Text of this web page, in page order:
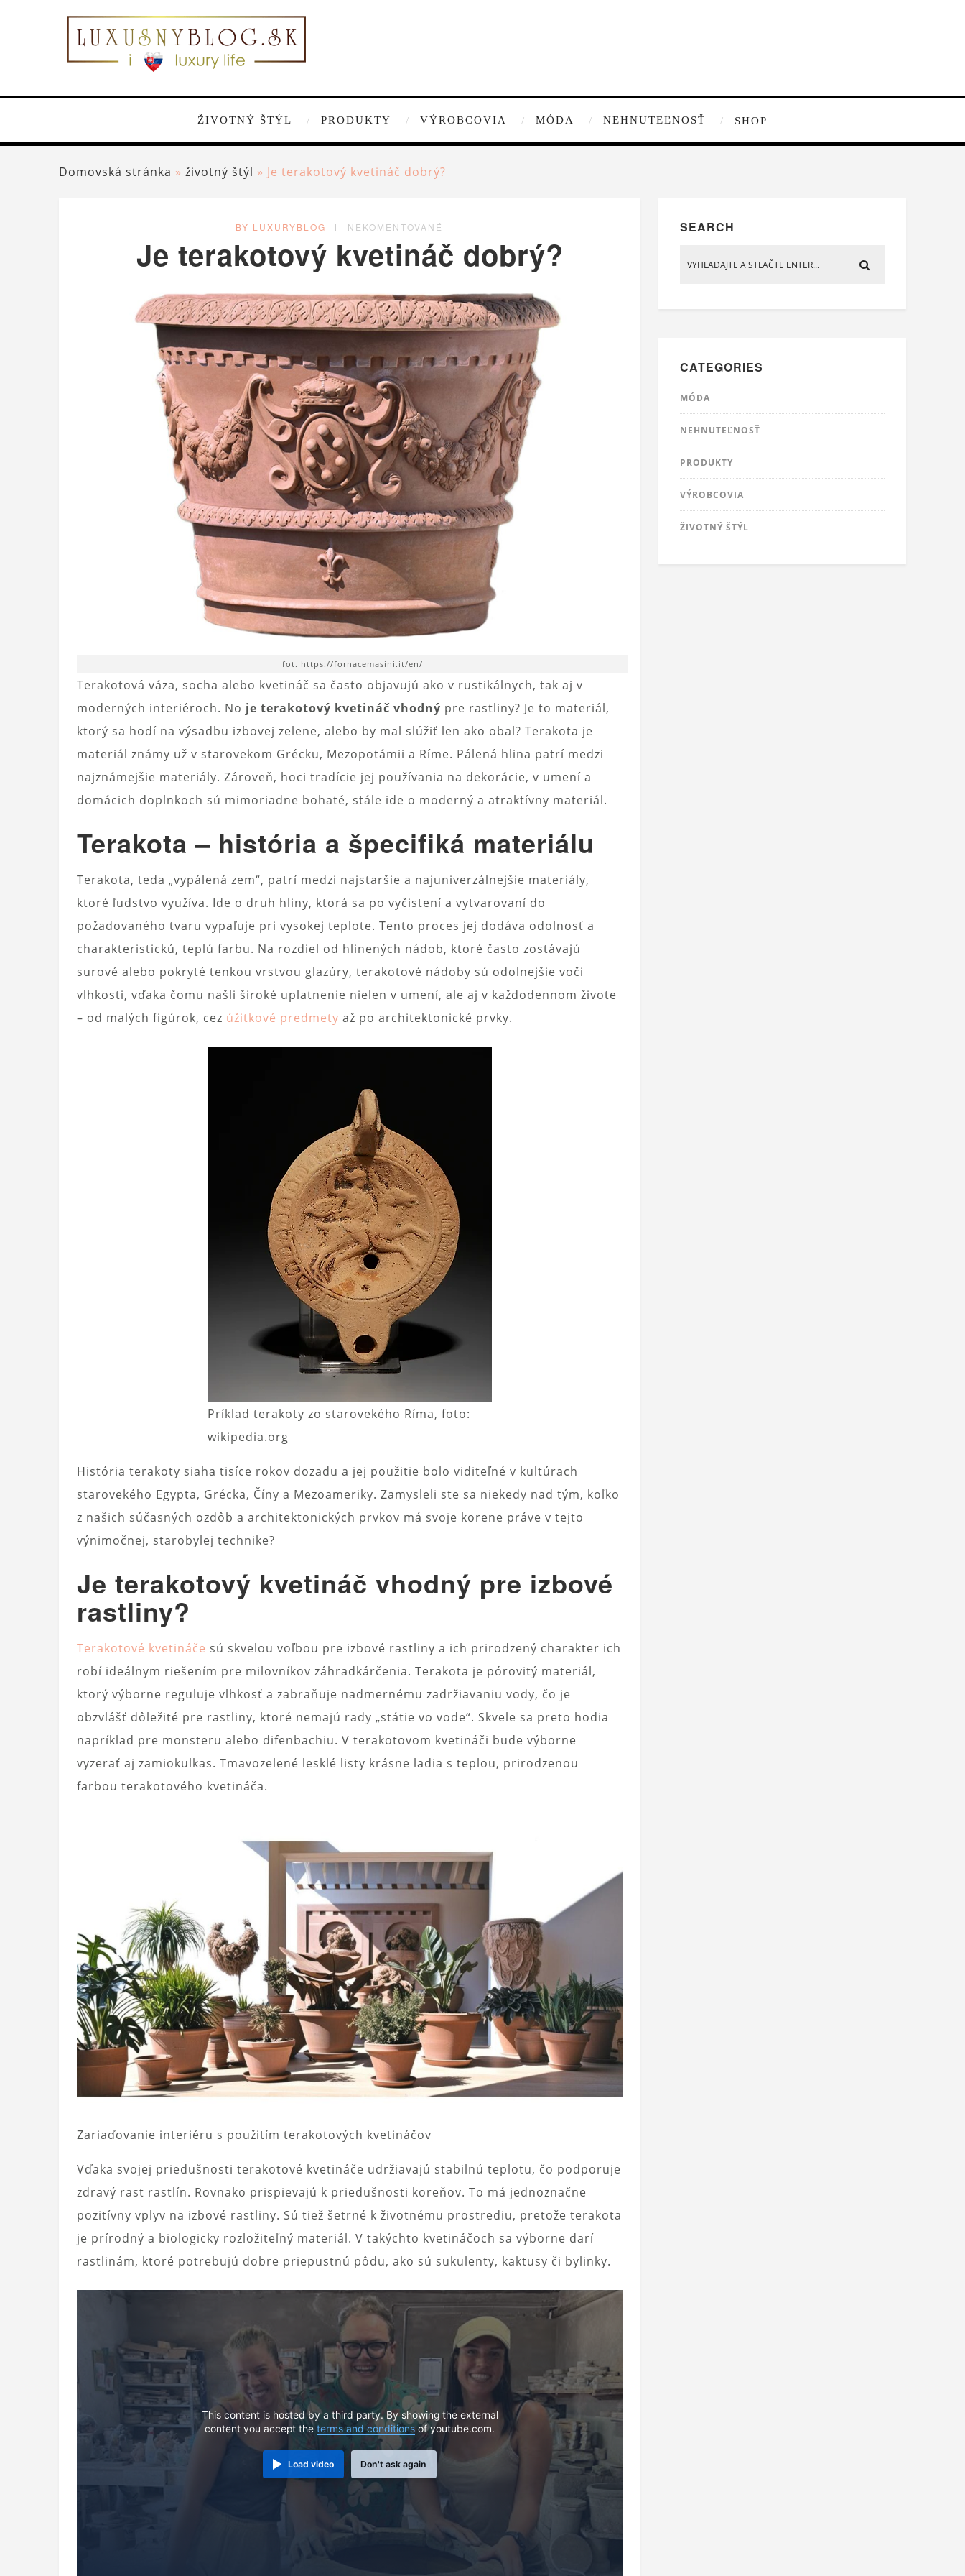
ŽIVOTNÝ ŠTÝL PRODUKTY VÝROBCOVIA MÓDA NEHNUTEĽNOSŤ SHOP
Domovská stránka » životný štýl » Je terakotový kvetináč dobrý?
BY LUXURYBLOG NEKOMENTOVANÉ
Je terakotový kvetináč dobrý?
fot. https://fornacemasini.it/en/
Terakotová váza, socha alebo kvetináč sa často objavujú ako v rustikálnych, tak aj v
moderných interiéroch. No je terakotový kvetináč vhodný pre rastliny? Je to materiál,
ktorý sa hodí na výsadbu izbovej zelene, alebo by mal slúžiť len ako obal? Terakota je
materiál známy už v starovekom Grécku, Mezopotámii a Ríme. Pálená hlina patrí medzi
najznámejšie materiály. Zároveň, hoci tradície jej používania na dekorácie, v umení a
domácich doplnkoch sú mimoriadne bohaté, stále ide o moderný a atraktívny materiál.
Terakota – história a špecifiká materiálu
Terakota, teda „vypálená zem“, patrí medzi najstaršie a najuniverzálnejšie materiály,
ktoré ľudstvo využíva. Ide o druh hliny, ktorá sa po vyčistení a vytvarovaní do
požadovaného tvaru vypaľuje pri vysokej teplote. Tento proces jej dodáva odolnosť a
charakteristickú, teplú farbu. Na rozdiel od hlinených nádob, ktoré často zostávajú
surové alebo pokryté tenkou vrstvou glazúry, terakotové nádoby sú odolnejšie voči
vlhkosti, vďaka čomu našli široké uplatnenie nielen v umení, ale aj v každodennom živote
– od malých figúrok, cez úžitkové predmety až po architektonické prvky.
Príklad terakoty zo starovekého Ríma, foto:
wikipedia.org
História terakoty siaha tisíce rokov dozadu a jej použitie bolo viditeľné v kultúrach
starovekého Egypta, Grécka, Číny a Mezoameriky. Zamysleli ste sa niekedy nad tým, koľko
z našich súčasných ozdôb a architektonických prvkov má svoje korene práve v tejto
výnimočnej, starobylej technike?
Je terakotový kvetináč vhodný pre izbové
rastliny?
Terakotové kvetináče sú skvelou voľbou pre izbové rastliny a ich prirodzený charakter ich
robí ideálnym riešením pre milovníkov záhradkárčenia. Terakota je pórovitý materiál,
ktorý výborne reguluje vlhkosť a zabraňuje nadmernému zadržiavaniu vody, čo je
obzvlášť dôležité pre rastliny, ktoré nemajú rady „státie vo vode“. Skvele sa preto hodia
napríklad pre monsteru alebo difenbachiu. V terakotovom kvetináči bude výborne
vyzerať aj zamiokulkas. Tmavozelené lesklé listy krásne ladia s teplou, prirodzenou
farbou terakotového kvetináča.
Zariaďovanie interiéru s použitím terakotových kvetináčov
Vďaka svojej priedušnosti terakotové kvetináče udržiavajú stabilnú teplotu, čo podporuje
zdravý rast rastlín. Rovnako prispievajú k priedušnosti koreňov. To má jednoznačne
pozitívny vplyv na izbové rastliny. Sú tiež šetrné k životnému prostrediu, pretože terakota
je prírodný a biologicky rozložiteľný materiál. V takýchto kvetináčoch sa výborne darí
rastlinám, ktoré potrebujú dobre priepustnú pôdu, ako sú sukulenty, kaktusy či bylinky.
This content is hosted by a third party. By showing the external
content you accept theterms and conditions of youtube.com.
Load video Don't ask again
SEARCH
CATEGORIES
MÓDA
NEHNUTEĽNOSŤ
PRODUKTY
VÝROBCOVIA
ŽIVOTNÝ ŠTÝL